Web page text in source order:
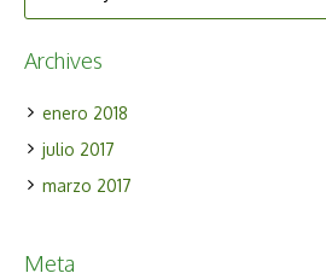
Archives
enero 2018
julio 2017
marzo 2017
Meta